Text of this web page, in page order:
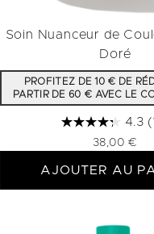
Soin Nuanceur de
Doré
PROFITEZ DE 10 € DE
PARTIR DE 60 € AVEC LE
4.3
38,00 €
AJOUTER AU